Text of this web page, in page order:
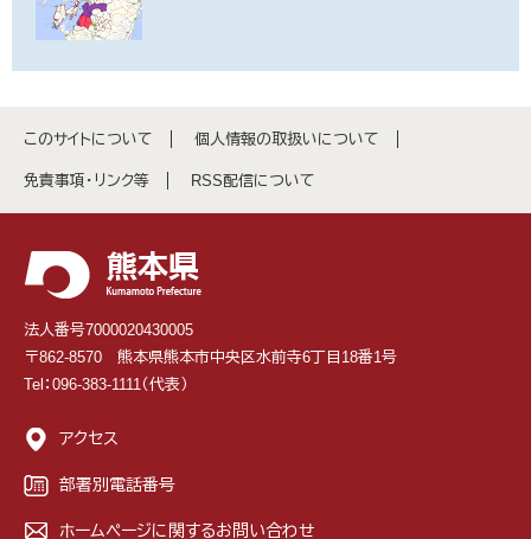
このサイトについて 個人情報の取扱いについて
免責事項・リンク等 RSS配信について
法人番号7000020430005
〒862-8570 熊本県熊本市中央区水前寺6丁目18番1号
Tel：096-383-1111（代表）
アクセス
部署別電話番号
ホームページに関するお問い合わせ